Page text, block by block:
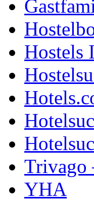
Hostels
Trivago
YHA